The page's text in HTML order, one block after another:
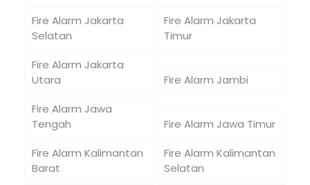
Fire Alarm Jakarta
Selatan
Fire Alarm Jakarta
Timur
Fire Alarm Jakarta
Utara
Fire Alarm Jambi
Fire Alarm Jawa
Tengah
Fire Alarm Jawa Timur
Fire Alarm Kalimantan
Barat
Fire Alarm Kalimantan
Selatan